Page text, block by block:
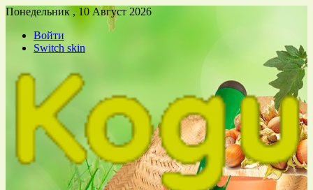
Понедельник , 10 Август 2026
Войти
Switch skin